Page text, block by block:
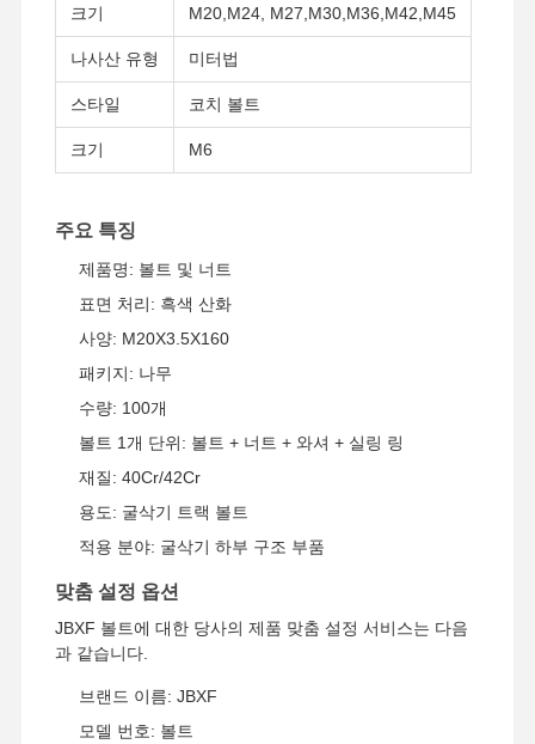
우리 에 관한
것
공장 투어
뉴스
트랙 볼트
세그먼트 볼트
트랙 롤러 볼트
버킷 핀 볼트
배트 치아 볼트
치아 차단 볼트
트럭 휠 볼트
볼트와 핵심
크기 M20,M24, M27,M30,M36,M42,M45
나사산 유형 미터법
스타일 코치 볼트
크기 M6
주요 특징
제품명: 볼트 및 너트
표면 처리: 흑색 산화
사양: M20X3.5X160
패키지: 나무
수량: 100개
볼트 1개 단위: 볼트 + 너트 + 와셔 + 실링 링
재질: 40Cr/42Cr
용도: 굴삭기 트랙 볼트
적용 분야: 굴삭기 하부 구조 부품
맞춤 설정 옵션
JBXF 볼트에 대한 당사의 제품 맞춤 설정 서비스는 다음
과 같습니다.
브랜드 이름: JBXF
모델 번호: 볼트